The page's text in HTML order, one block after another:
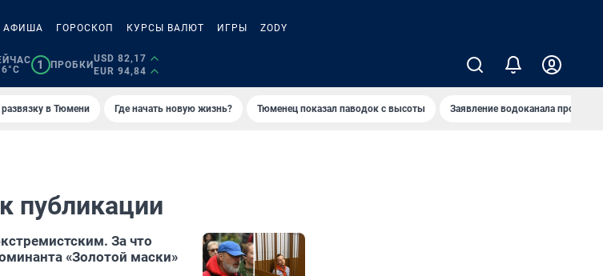
АФИША ГОРОСКОП КУРСЫ ВАЛЮТ ИГРЫ ZODY
1 ПРОБКИ
USD 82,17
EUR 94,84
в Тюмени Где начать новую жизнь? Тюменец показал паводок с высоты Заявление водоканала про
публикации
За что
«Золотой маски»